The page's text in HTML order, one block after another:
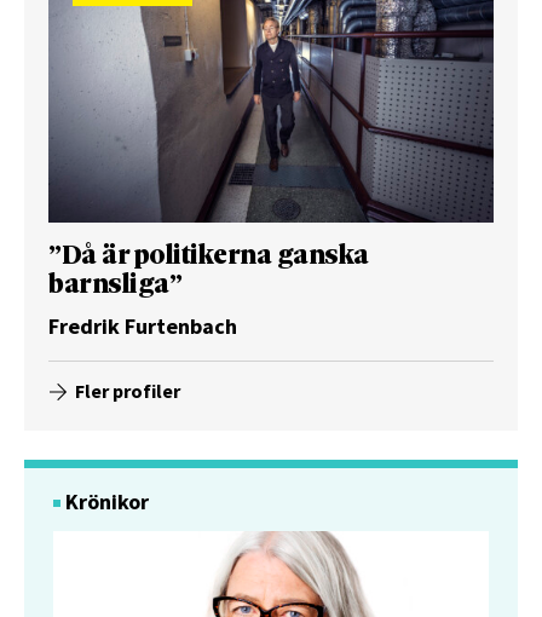
”Då är politikerna ganska
barnsliga”
Fredrik Furtenbach
Fler profiler
Krönikor